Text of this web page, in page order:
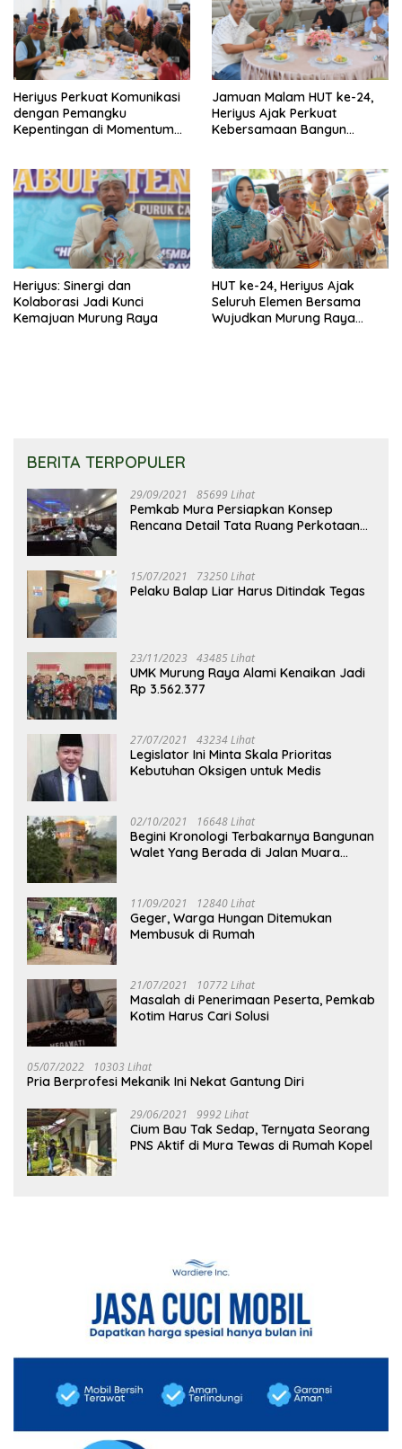
Heriyus Perkuat Komunikasi
dengan Pemangku
Kepentingan di Momentum
Jamuan Malam HUT ke-24,
Heriyus Ajak Perkuat
Kebersamaan Bangun
Heriyus: Sinergi dan
Kolaborasi Jadi Kunci
Kemajuan Murung Raya
HUT ke-24, Heriyus Ajak
Seluruh Elemen Bersama
Wujudkan Murung Raya
BERITA TERPOPULER
29/09/2021 85699 Lihat
Pemkab Mura Persiapkan Konsep
Rencana Detail Tata Ruang Perkotaan
15/07/2021 73250 Lihat
Pelaku Balap Liar Harus Ditindak Tegas
23/11/2023 43485 Lihat
UMK Murung Raya Alami Kenaikan Jadi
Rp 3.562.377
27/07/2021 43234 Lihat
Legislator Ini Minta Skala Prioritas
Kebutuhan Oksigen untuk Medis
02/10/2021 16648 Lihat
Begini Kronologi Terbakarnya Bangunan
Walet Yang Berada di Jalan Muara
11/09/2021 12840 Lihat
Geger, Warga Hungan Ditemukan
Membusuk di Rumah
21/07/2021 10772 Lihat
Masalah di Penerimaan Peserta, Pemkab
Kotim Harus Cari Solusi
05/07/2022 10303 Lihat
Pria Berprofesi Mekanik Ini Nekat Gantung Diri
29/06/2021 9992 Lihat
Cium Bau Tak Sedap, Ternyata Seorang
PNS Aktif di Mura Tewas di Rumah Kopel